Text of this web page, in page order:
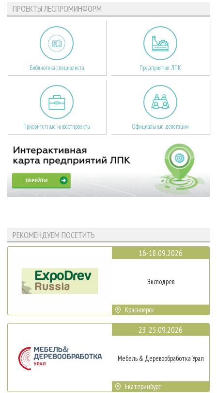
ПРОЕКТЫ ЛЕСПРОМИНФОРМ
Библиотека специалиста Предприятия ЛПК
Приоритетные инвестпроекты Официальные делегации
РЕКОМЕНДУЕМ ПОСЕТИТЬ
16-18.09.2026
Эксподрев
Красноярск
23-25.09.2026
Мебель & Деревообработка Урал
Екатеринбург